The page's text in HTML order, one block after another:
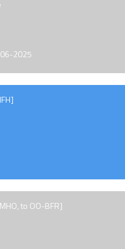
2025
to OO-BFR]